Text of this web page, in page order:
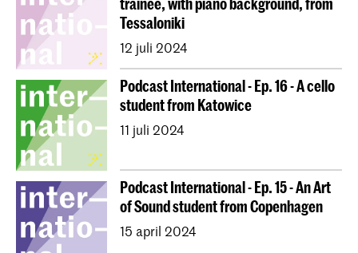
trainee, with piano background, from
Tessaloniki
12 juli 2024
Podcast International - Ep. 16 - A cello
student from Katowice
11 juli 2024
Podcast International - Ep. 15 - An Art
of Sound student from Copenhagen
15 april 2024